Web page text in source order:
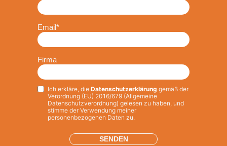
Email*
Firma
Privacy*
Ich erkläre, die Datenschutzerklärung gemäß der
Verordnung (EU) 2016/679 (Allgemeine
Datenschutzverordnung) gelesen zu haben, und
stimme der Verwendung meiner
personenbezogenen Daten zu.